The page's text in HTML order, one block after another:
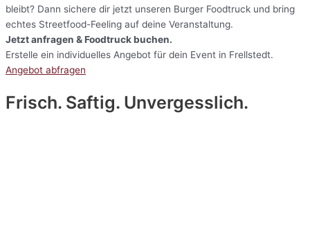
bleibt? Dann sichere dir jetzt unseren Burger Foodtruck und bring
echtes Streetfood-Feeling auf deine Veranstaltung.
Jetzt anfragen & Foodtruck buchen.
Erstelle ein individuelles Angebot für dein Event in Frellstedt.
Angebot abfragen
Frisch. Saftig. Unvergesslich.